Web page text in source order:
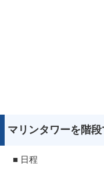
マリンタワーを階
■ 日程